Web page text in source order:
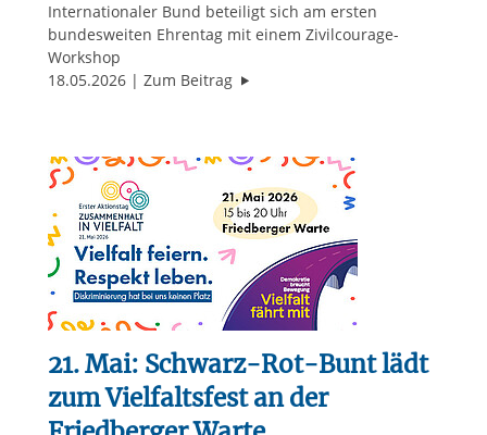
Internationaler Bund beteiligt sich am ersten
bundesweiten Ehrentag mit einem Zivilcourage-
Workshop
18.05.2026
Zum Beitrag "Happy Birthday, Grundgesetz!"
21. Mai: Schwarz-Rot-Bunt lädt
zum Vielfaltsfest an der